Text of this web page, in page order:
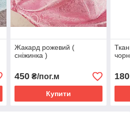
Жакард рожевий (
сніжинка )
450₴/пог.м
Купити
180